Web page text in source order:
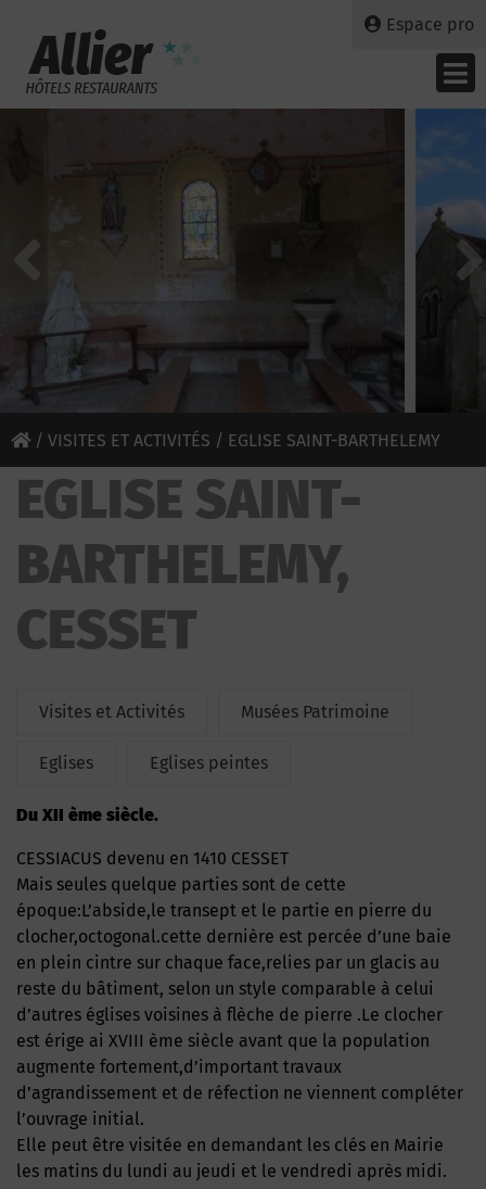
Espace pro
/ VISITES ET ACTIVITÉS / EGLISE SAINT-BARTHELEMY
EGLISE SAINT-
BARTHELEMY,
CESSET
Visites et Activités Musées Patrimoine
Eglises Eglises peintes
du XII ème siècle.
CESSIACUS devenu en 1410 CESSET
Mais seules quelque parties sont de cette
époque:L’abside,le transept et le partie en pierre du
clocher,octogonal.cette dernière est percée d’une baie
en plein cintre sur chaque face,relies par un glacis au
reste du bâtiment, selon un style comparable à celui
d’autres églises voisines à flèche de pierre .Le clocher
est érige ai XVIII ème siècle avant que la population
augmente fortement,d’important travaux
d’agrandissement et de réfection ne viennent compléter
l’ouvrage initial.
Elle peut être visitée en demandant les clés en Mairie
les matins du lundi au jeudi et le vendredi après midi.